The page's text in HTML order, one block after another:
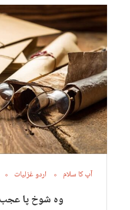
آپ کا سلام اردو غزلیات
وہ شوخ پا